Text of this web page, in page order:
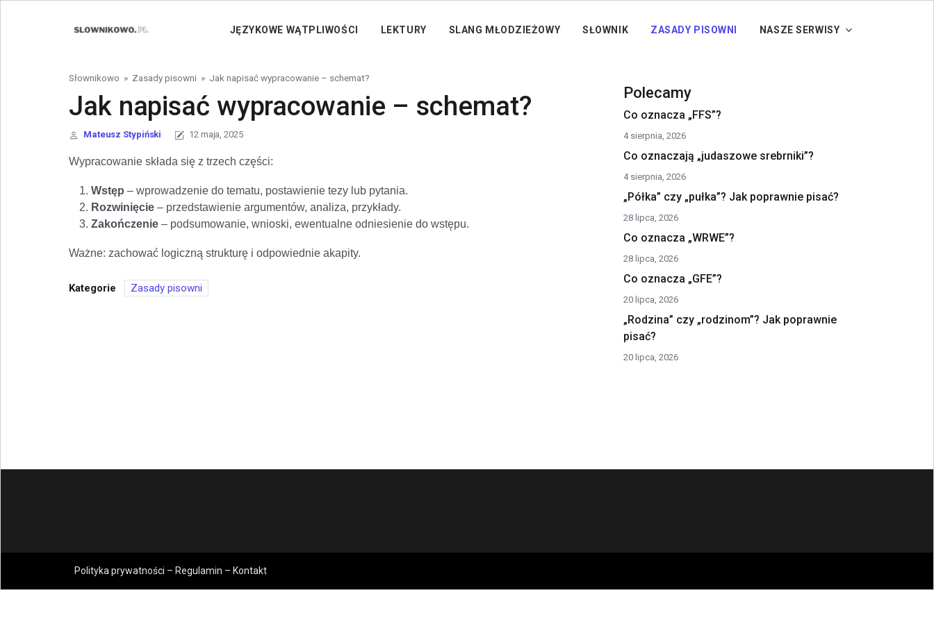
JĘZYKOWE WĄTPLIWOŚCI LEKTURY SLANG MŁODZIEŻOWY SŁOWNIK ZASADY PISOWNI NASZE SERWISY
Słownikowo » Zasady pisowni » Jak napisać wypracowanie – schemat?
Jak napisać wypracowanie – schemat?
Mateusz Stypiński 12 maja, 2025
Wypracowanie składa się z trzech części:
Wstęp – wprowadzenie do tematu, postawienie tezy lub pytania.
Rozwinięcie – przedstawienie argumentów, analiza, przykłady.
Zakończenie – podsumowanie, wnioski, ewentualne odniesienie do wstępu.
Ważne: zachować logiczną strukturę i odpowiednie akapity.
Kategorie Zasady pisowni
Polecamy
Co oznacza „FFS”?
4 sierpnia, 2026
Co oznaczają „judaszowe srebrniki”?
4 sierpnia, 2026
„Półka” czy „pułka”? Jak poprawnie pisać?
28 lipca, 2026
Co oznacza „WRWE”?
28 lipca, 2026
Co oznacza „GFE”?
20 lipca, 2026
„Rodzina” czy „rodzinom”? Jak poprawnie
pisać?
20 lipca, 2026
Polityka prywatności – Regulamin – Kontakt